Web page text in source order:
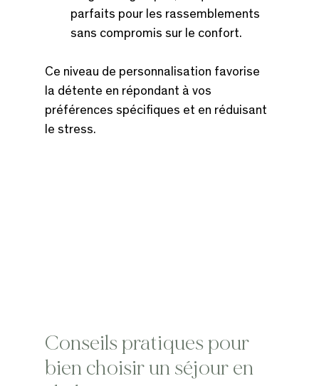
parfaits pour les rassemblements
sans compromis sur le confort.
Ce niveau de personnalisation favorise
la détente en répondant à vos
préférences spécifiques et en réduisant
le stress.
Conseils pratiques pour
bien choisir un séjour en